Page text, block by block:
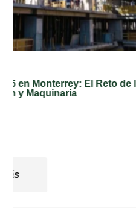
Parque Santa Lucía